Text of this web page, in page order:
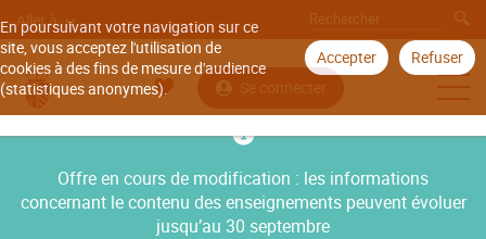
En poursuivant votre navigation sur ce
site, vous acceptez l'utilisation de
cookies à des fins de mesure d'audience
(statistiques anonymes).
Accepter Refuser
Aller à
Se connecter
Offre en cours de modification : les informations
concernant le contenu des enseignements peuvent évoluer
jusqu’au 30 septembre